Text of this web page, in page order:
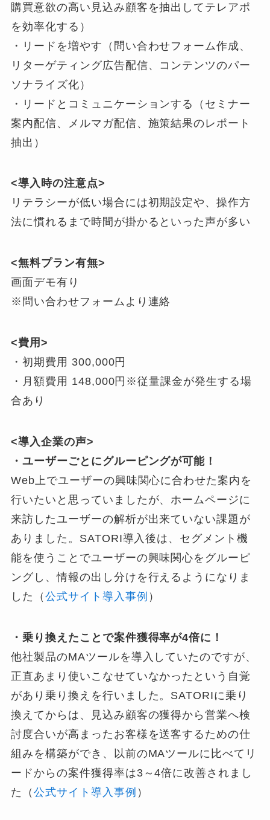
購買意欲の高い見込み顧客を抽出してテレアポ
を効率化する）
・リードを増やす（問い合わせフォーム作成、
リターゲティング広告配信、コンテンツのパー
ソナライズ化）
・リードとコミュニケーションする（セミナー
案内配信、メルマガ配信、施策結果のレポート
抽出）
<導入時の注意点>
リテラシーが低い場合には初期設定や、操作方
法に慣れるまで時間が掛かるといった声が多い
<無料プラン有無>
画面デモ有り
※問い合わせフォームより連絡
<費用>
・初期費用 300,000円
・月額費用 148,000円※従量課金が発生する場
合あり
<導入企業の声>
・ユーザーごとにグルーピングが可能！
Web上でユーザーの興味関心に合わせた案内を
行いたいと思っていましたが、ホームページに
来訪したユーザーの解析が出来ていない課題が
ありました。SATORI導入後は、セグメント機
能を使うことでユーザーの興味関心をグルーピ
ングし、情報の出し分けを行えるようになりま
した（ 公式サイト導入事例 ）
・乗り換えたことで案件獲得率が4倍に！
他社製品のMAツールを導入していたのですが、
正直あまり使いこなせていなかったという自覚
があり乗り換えを行いました。SATORIに乗り
換えてからは、見込み顧客の獲得から営業へ検
討度合いが高まったお客様を送客するための仕
組みを構築ができ、以前のMAツールに比べてリ
ードからの案件獲得率は3～4倍に改善されまし
た（ 公式サイト導入事例 ）